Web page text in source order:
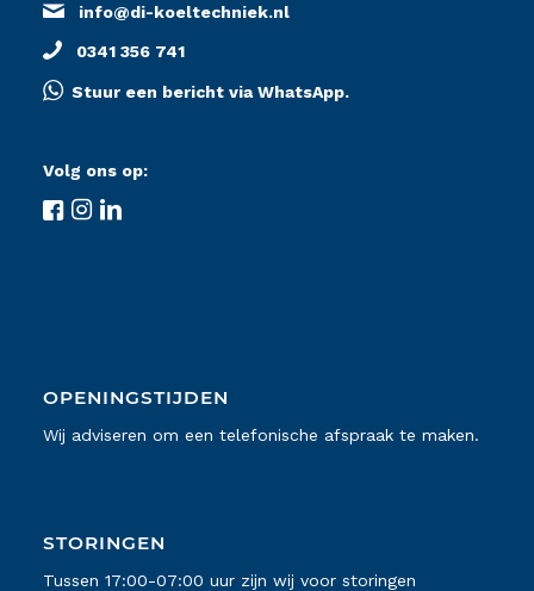
info@di-koeltechniek.nl
0341 356 741
Stuur een bericht via WhatsApp.
Volg ons op:
OPENINGSTIJDEN
Wij adviseren om een telefonische afspraak te maken.
STORINGEN
Tussen 17:00-07:00 uur zijn wij voor storingen